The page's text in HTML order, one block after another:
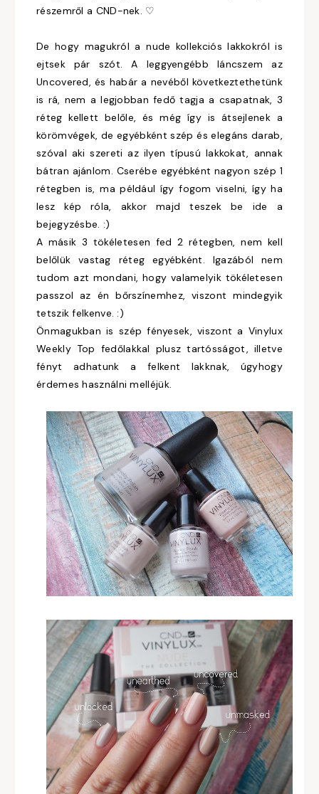
részemről a CND-nek. ♡
De hogy magukról a nude kollekciós lakkokról is
ejtsek pár szót. A leggyengébb láncszem az
Uncovered, és habár a nevéből következtethetünk
is rá, nem a legjobban fedő tagja a csapatnak, 3
réteg kellett belőle, és még így is átsejlenek a
körömvégek, de egyébként szép és elegáns darab,
szóval aki szereti az ilyen típusú lakkokat, annak
bátran ajánlom. Cserébe egyébként nagyon szép 1
rétegben is, ma például így fogom viselni, így ha
lesz kép róla, akkor majd teszek be ide a
bejegyzésbe. :)
A másik 3 tökéletesen fed 2 rétegben, nem kell
belőlük vastag réteg egyébként. Igazából nem
tudom azt mondani, hogy valamelyik tökéletesen
passzol az én bőrszínemhez, viszont mindegyik
tetszik felkenve. :)
Önmagukban is szép fényesek, viszont a Vinylux
Weekly Top fedőlakkal plusz tartósságot, illetve
fényt adhatunk a felkent lakknak, úgyhogy
érdemes használni melléjük.